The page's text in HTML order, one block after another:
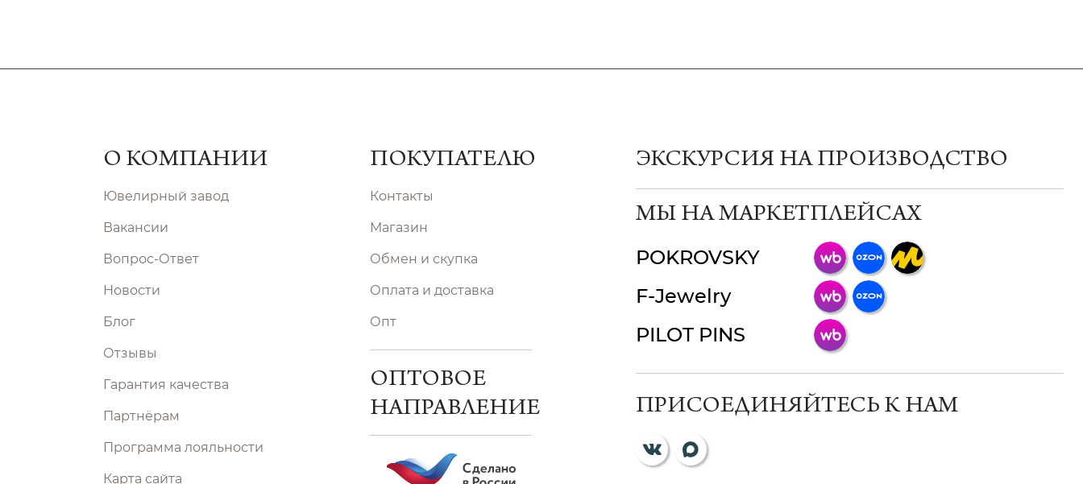
О КОМПАНИИ
Ювелирный завод
Вакансии
Вопрос-Ответ
Новости
Блог
Отзывы
Гарантия качества
Партнёрам
Программа лояльности
Карта сайта
ПОКУПАТЕЛЮ
Контакты
Магазин
Обмен и скупка
Оплата и доставка
Опт
ОПТОВОЕ
НАПРАВЛЕНИЕ
ЭКСКУРСИЯ НА ПРОИЗВОДСТВО
МЫ НА МАРКЕТПЛЕЙСАХ
POKROVSKY
F-Jewelry
PILOT PINS
ПРИСОЕДИНЯЙТЕСЬ К НАМ
ChatApp
мессенджер!